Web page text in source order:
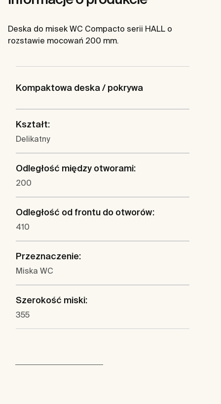
Deska do misek WC Compacto serii HALL o
rozstawie mocowań 200 mm.
Kompaktowa deska / pokrywa
Kształt:
Delikatny
Odległość między otworami:
200
Odległość od frontu do otworów:
410
Przeznaczenie:
Miska WC
Szerokość miski:
355